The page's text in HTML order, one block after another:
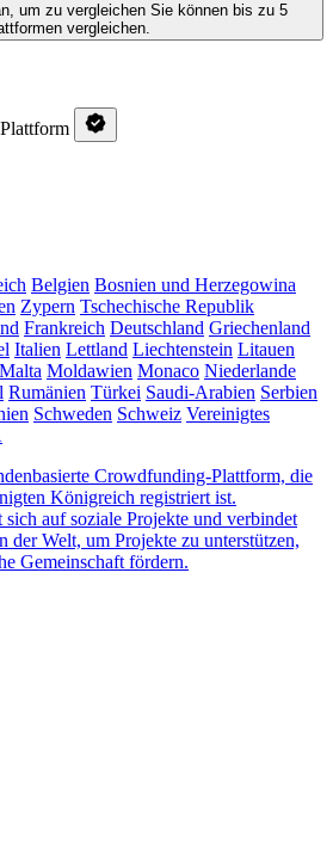
um zu vergleichen Sie können bis zu 5
vergleichen.
Belgien Bosnien und Herzegowina
Zypern Tschechische Republik
Frankreich Deutschland Griechenland
Italien Lettland Liechtenstein Litauen
Malta Moldawien Monaco Niederlande
Rumänien Türkei Saudi-Arabien Serbien
Schweden Schweiz Vereinigtes
Crowdfunding-Plattform, die
Königreich registriert ist.
auf soziale Projekte und verbindet
der Welt, um Projekte zu unterstützen,
Gemeinschaft fördern.